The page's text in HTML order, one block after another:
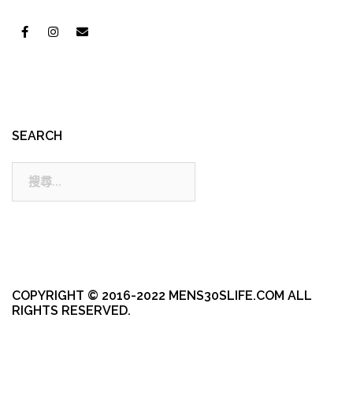
SEARCH
COPYRIGHT © 2016-2022 MENS30SLIFE.COM ALL
RIGHTS RESERVED.